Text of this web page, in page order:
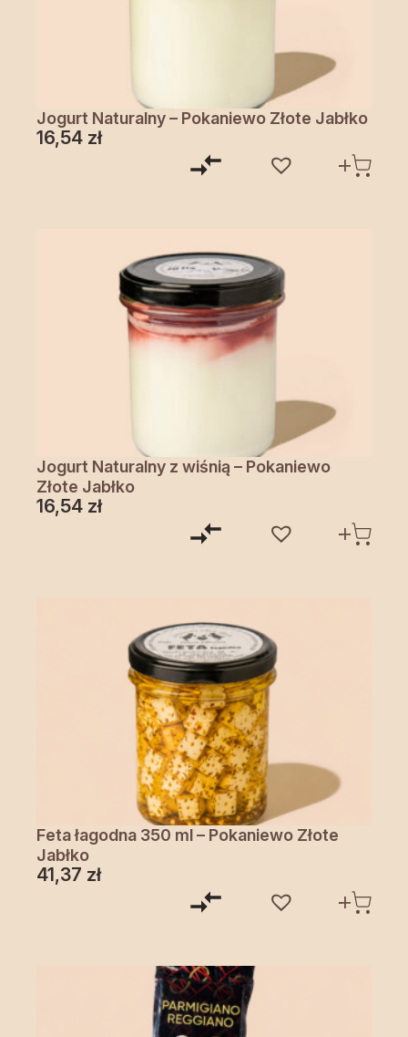
Jogurt Naturalny – Pokaniewo Złote Jabłko
16,54 zł
Jogurt Naturalny z wiśnią – Pokaniewo
Złote Jabłko
16,54 zł
Feta łagodna 350 ml – Pokaniewo Złote
Jabłko
41,37 zł